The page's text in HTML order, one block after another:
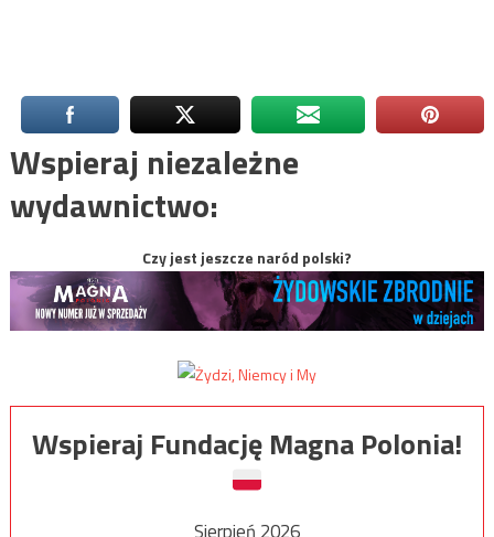
Wspieraj niezależne
wydawnictwo:
Czy jest jeszcze naród polski?
Wspieraj Fundację Magna Polonia!